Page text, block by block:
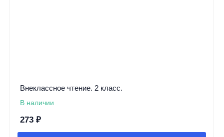
Внеклассное чтение. 2 класс.
В наличии
273 ₽